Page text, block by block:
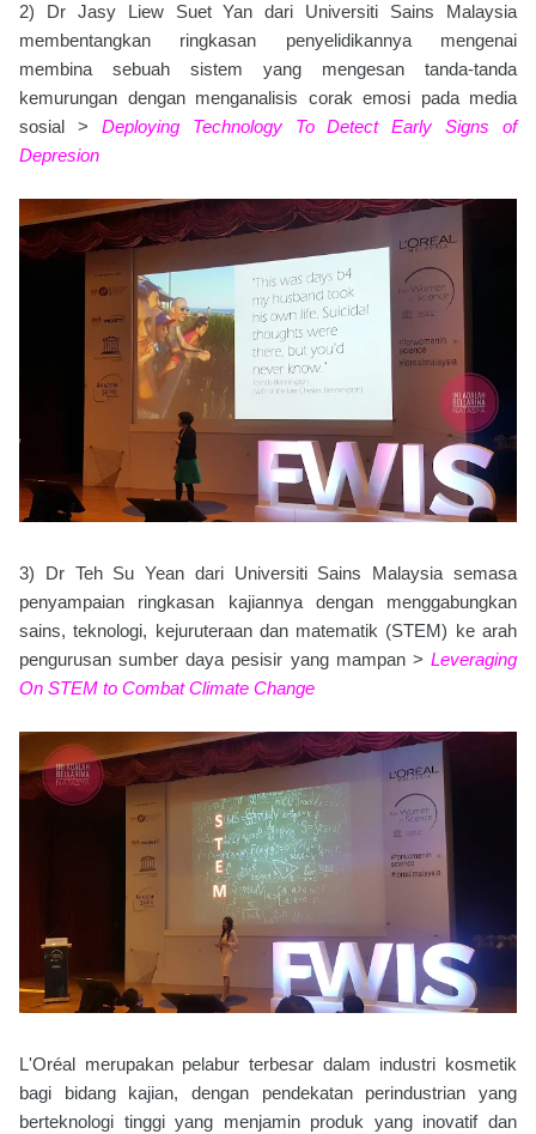
2) Dr Jasy Liew Suet Yan dari Universiti Sains Malaysia
membentangkan ringkasan penyelidikannya mengenai
membina sebuah sistem yang mengesan tanda-tanda
kemurungan dengan menganalisis corak emosi pada media
sosial > Deploying Technology To Detect Early Signs of
Depresion
3) Dr Teh Su Yean dari Universiti Sains Malaysia semasa
penyampaian ringkasan kajiannya dengan menggabungkan
sains, teknologi, kejuruteraan dan matematik (STEM) ke arah
pengurusan sumber daya pesisir yang mampan > Leveraging
On STEM to Combat Climate Change
L'Oréal merupakan pelabur terbesar dalam industri kosmetik
bagi bidang kajian, dengan pendekatan perindustrian yang
berteknologi tinggi yang menjamin produk yang inovatif dan